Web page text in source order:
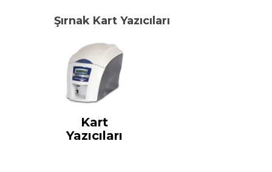
Şırnak Kart Yazıcıları
Kart
Yazıcıları